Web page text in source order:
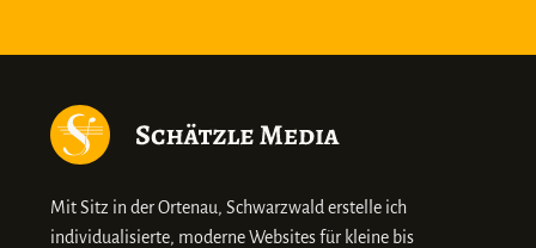
Mit Sitz in der Ortenau, Schwarzwald erstelle ich
individualisierte, moderne Websites für kleine bis